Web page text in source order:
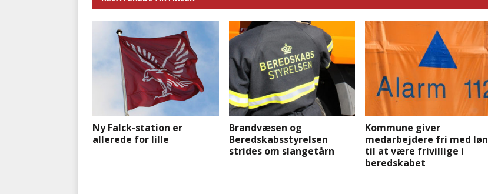
Ny Falck-station er
allerede for lille
Brandvæsen og
Beredskabsstyrelsen
strides om slangetårn
Kommune giver
medarbejdere fri med løn
til at være frivillige i
beredskabet